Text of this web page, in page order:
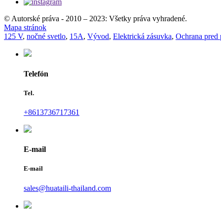
© Autorské práva - 2010 – 2023: Všetky práva vyhradené.
Mapa stránok
125 V, nočné svetlo, 15A, Vývod, Elektrická zásuvka, Ochrana pred
Telefón
Tel.
+8613736717361
E-mail
E-mail
sales@huataili-thailand.com